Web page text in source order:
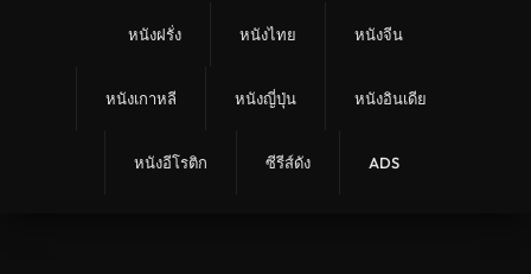
ดูหนังกีฬา Sport
หนังฝรั่ง หนังไทย หนังจีน
หนังเกาหลี หนังญี่ปุ่น หนังอินเดีย
หนังอีโรติก ซีรีส์ดัง ADS